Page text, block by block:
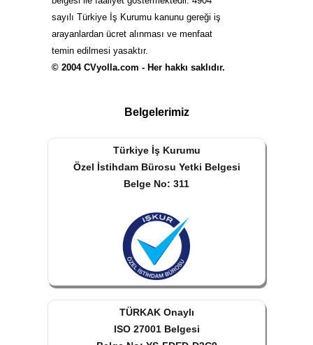
sayılı Türkiye İş Kurumu kanunu gereği iş
arayanlardan ücret alınması ve menfaat
temin edilmesi yasaktır.
© 2004 CVyolla.com - Her hakkı saklıdır.
Belgelerimiz
Türkiye İş Kurumu
Özel İstihdam Bürosu Yetki Belgesi
Belge No: 311
TÜRKAK Onaylı
ISO 27001 Belgesi